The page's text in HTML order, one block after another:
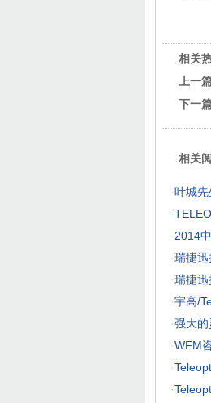
相关
上一
下一
相关
·叶城
·
·2014
·瑞捷
·瑞捷
·宇高/
·强大
·WFM
·
·